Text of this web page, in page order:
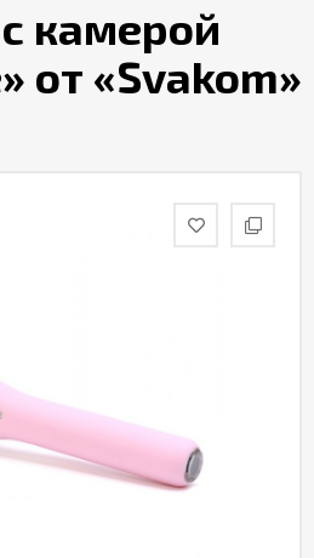
камерой
от «Svakom»